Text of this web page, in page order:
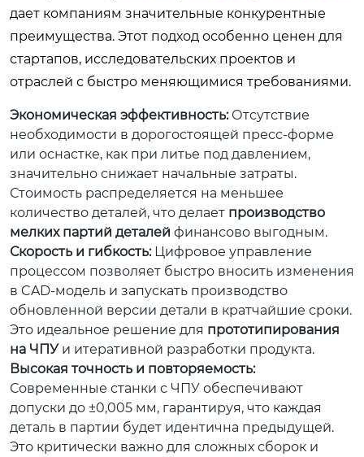
дает компаниям значительные конкурентные
преимущества. Этот подход особенно ценен для
стартапов, исследовательских проектов и
отраслей с быстро меняющимися требованиями.
Экономическая эффективность:Отсутствие
необходимости в дорогостоящей пресс-форме
или оснастке, как при литье под давлением,
значительно снижает начальные затраты.
Стоимость распределяется на меньшее
количество деталей, что делает производство
мелких партий деталей финансово выгодным.
Скорость и гибкость:Цифровое управление
процессом позволяет быстро вносить изменения
в CAD-модель и запускать производство
обновленной версии детали в кратчайшие сроки.
Это идеальное решение для прототипирования
на ЧПУи итеративной разработки продукта.
Высокая точность и повторяемость:
Современные станки с ЧПУ обеспечивают
допуски до ±0,005 мм, гарантируя, что каждая
деталь в партии будет идентична предыдущей.
Это критически важно для сложных сборок и